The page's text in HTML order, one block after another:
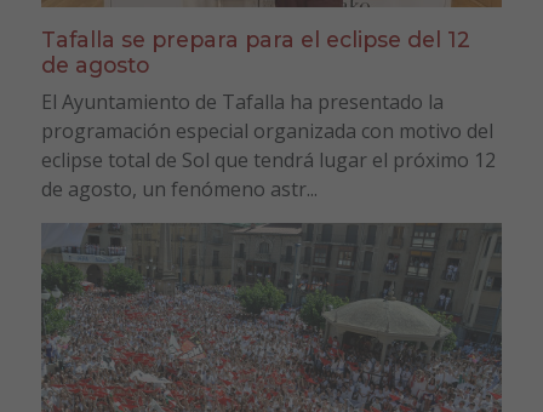
Tafalla se prepara para el eclipse del 12
de agosto
El Ayuntamiento de Tafalla ha presentado la
programación especial organizada con motivo del
eclipse total de Sol que tendrá lugar el próximo 12
de agosto, un fenómeno astr...